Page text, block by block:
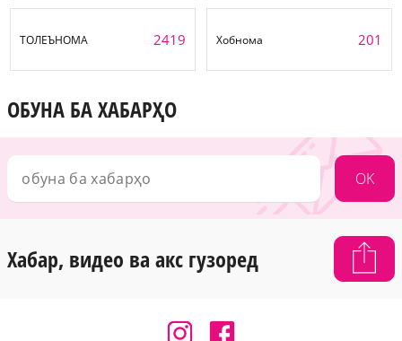
ТОЛЕЪНОМА 2419 Хобнома 201
ОБУНА БА ХАБАРҲО
OK
Хабар, видео ва акс гузоред